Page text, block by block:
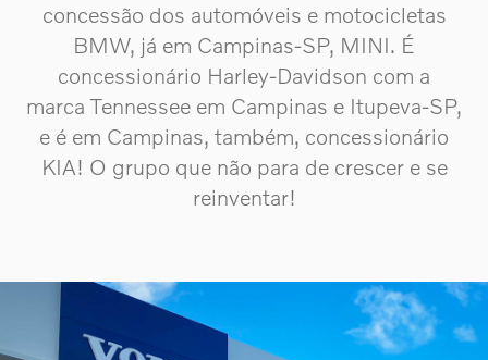
concessão dos automóveis e motocicletas
BMW, já em Campinas-SP, MINI. É
concessionário Harley-Davidson com a
marca Tennessee em Campinas e Itupeva-SP,
e é em Campinas, também, concessionário
KIA! O grupo que não para de crescer e se
reinventar!